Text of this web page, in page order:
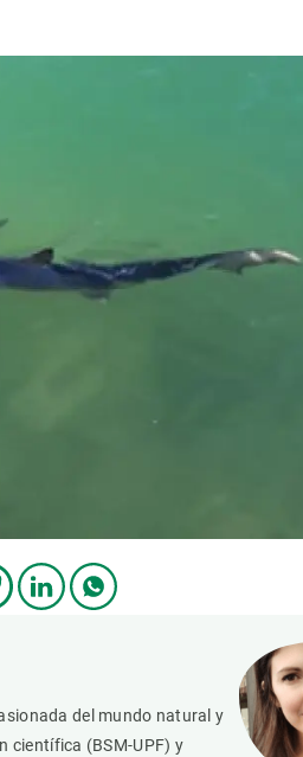
del mundo natural y
científica (BSM-UPF) y